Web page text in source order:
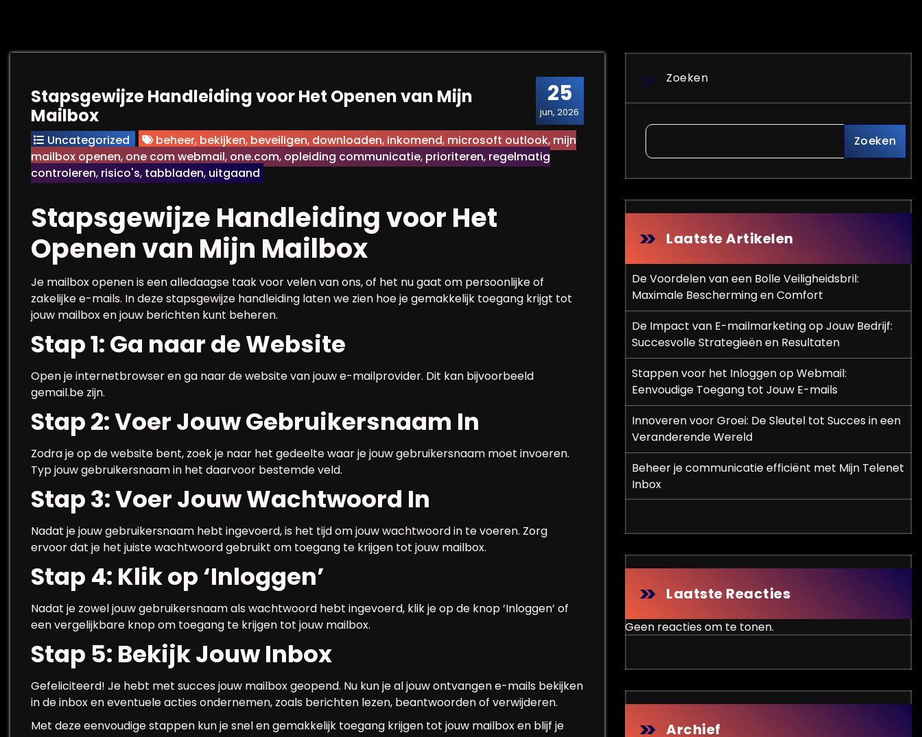
25
jun, 2026
Stapsgewijze Handleiding voor Het Openen van Mijn
Mailbox
Uncategorized beheer, bekijken, beveiligen, downloaden, inkomend, microsoft outlook, mijn
mailbox openen, one com webmail, one.com, opleiding communicatie, prioriteren, regelmatig
controleren, risico's, tabbladen, uitgaand
Stapsgewijze Handleiding voor Het
Openen van Mijn Mailbox
Je mailbox openen is een alledaagse taak voor velen van ons, of het nu gaat om persoonlijke of
zakelijke e-mails. In deze stapsgewijze handleiding laten we zien hoe je gemakkelijk toegang krijgt tot
jouw mailbox en jouw berichten kunt beheren.
Stap 1: Ga naar de Website
Open je internetbrowser en ga naar de website van jouw e-mailprovider. Dit kan bijvoorbeeld
gemail.be zijn.
Stap 2: Voer Jouw Gebruikersnaam In
Zodra je op de website bent, zoek je naar het gedeelte waar je jouw gebruikersnaam moet invoeren.
Typ jouw gebruikersnaam in het daarvoor bestemde veld.
Stap 3: Voer Jouw Wachtwoord In
Nadat je jouw gebruikersnaam hebt ingevoerd, is het tijd om jouw wachtwoord in te voeren. Zorg
ervoor dat je het juiste wachtwoord gebruikt om toegang te krijgen tot jouw mailbox.
Stap 4: Klik op ‘Inloggen’
Nadat je zowel jouw gebruikersnaam als wachtwoord hebt ingevoerd, klik je op de knop ‘Inloggen’ of
een vergelijkbare knop om toegang te krijgen tot jouw mailbox.
Stap 5: Bekijk Jouw Inbox
Gefeliciteerd! Je hebt met succes jouw mailbox geopend. Nu kun je al jouw ontvangen e-mails bekijken
in de inbox en eventuele acties ondernemen, zoals berichten lezen, beantwoorden of verwijderen.
Met deze eenvoudige stappen kun je snel en gemakkelijk toegang krijgen tot jouw mailbox en blijf je
Zoeken
Zoeken
Laatste Artikelen
De Voordelen van een Bolle Veiligheidsbril:
Maximale Bescherming en Comfort
De Impact van E-mailmarketing op Jouw Bedrijf:
Succesvolle Strategieën en Resultaten
Stappen voor het Inloggen op Webmail:
Eenvoudige Toegang tot Jouw E-mails
Innoveren voor Groei: De Sleutel tot Succes in een
Veranderende Wereld
Beheer je communicatie efficiënt met Mijn Telenet
Inbox
Laatste Reacties
Geen reacties om te tonen.
Archief